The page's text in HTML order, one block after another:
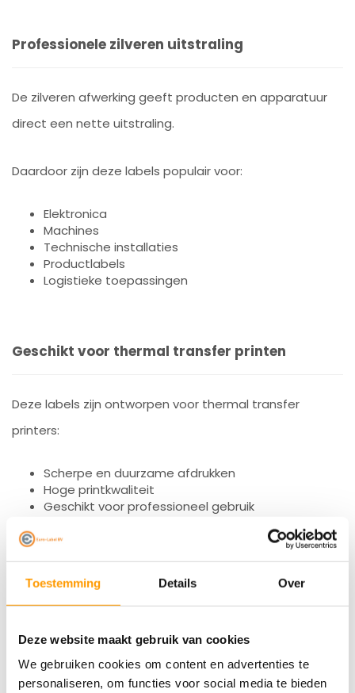
Toestemming Details Over
Deze website maakt gebruik van cookies
We gebruiken cookies om content en advertenties te
personaliseren, om functies voor social media te bieden
Professionele zilveren uitstraling
De zilveren afwerking geeft producten en apparatuur
direct een nette uitstraling.
Daardoor zijn deze labels populair voor:
Elektronica
Machines
Technische installaties
Productlabels
Logistieke toepassingen
Geschikt voor thermal transfer printen
Deze labels zijn ontworpen voor thermal transfer
printers:
Scherpe en duurzame afdrukken
Hoge printkwaliteit
Geschikt voor professioneel gebruik
Voor het beste resultaat adviseert Zebra harslinten
zoals:
4800 hars
5100 hars